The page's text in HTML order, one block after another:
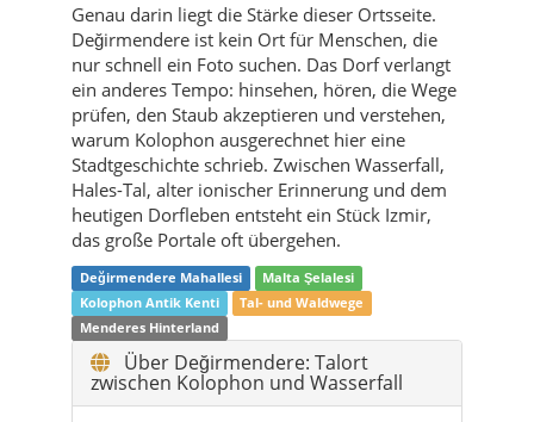
Genau darin liegt die Stärke dieser Ortsseite.
Değirmendere ist kein Ort für Menschen, die
nur schnell ein Foto suchen. Das Dorf verlangt
ein anderes Tempo: hinsehen, hören, die Wege
prüfen, den Staub akzeptieren und verstehen,
warum Kolophon ausgerechnet hier eine
Stadtgeschichte schrieb. Zwischen Wasserfall,
Hales-Tal, alter ionischer Erinnerung und dem
heutigen Dorfleben entsteht ein Stück Izmir,
das große Portale oft übergehen.
Değirmendere Mahallesi
Malta Şelalesi
Kolophon Antik Kenti
Tal- und Waldwege
Menderes Hinterland
Über Değirmendere: Talort
zwischen Kolophon und Wasserfall